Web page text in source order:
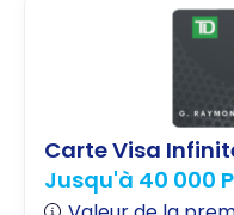
Carte Visa
Jusqu'à 40 000